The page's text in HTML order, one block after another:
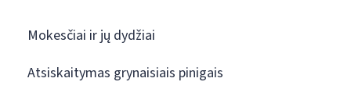
Mokesčiai ir jų dydžiai
Atsiskaitymas grynaisiais pinigais